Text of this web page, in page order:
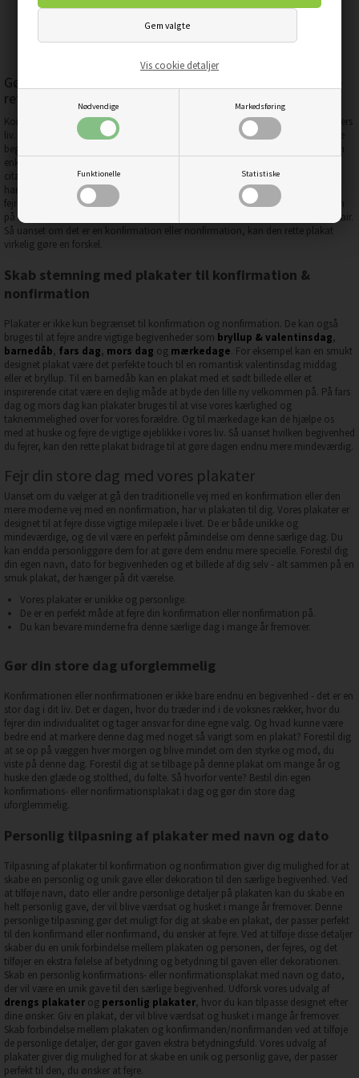
Nødvendige Markedsføring
Funktionelle Statistiske
Vis cookie detaljer
Gør konfirmation & nonfirmation mindeværdige med de
rette plakater
Konfirmation og nonfirmation er vigtige begivenheder i mange unge menneskers
liv. Det er en tid for fejring, refleksion og nye begyndelser. En måde at gøre disse
begivenheder endnu mere specielle på er ved hjælp af plakater, der afspejler den
enkelte persons personlighed og interesser. Disse kan være alt fra inspirerende
citater til billeder, der repræsenterer deres yndlings hobbyer eller drømme. Det
handler om at skabe et rum, der føles personligt og meningsfuldt for dem, der
fejrer denne store dag. Plakaterne kan også bruges som en form for dekoration
på dagen for begivenheden, hvilket tilføjer et ekstra touch af personlig stil og flair.
Så uanset om det er en konfirmation eller nonfirmation, kan den rette plakat
virkelig gøre en forskel.
Skab stemning med plakater til konfirmation &
nonfirmation
Plakater er ikke kun begrænset til konfirmation og nonfirmation. De kan også
bruges til at fejre andre vigtige begivenheder som bryllup & valentinsdag,
barnedåb, fars dag, mors dag og mærkedage. For eksempel kan en smukt
designet plakat være det perfekte touch til en romantisk valentinsdag middag
eller et bryllup. Til en barnedåb kan en plakat med et sødt billede eller et
inspirerende citat være en dejlig måde at byde den lille ny velkommen på. På fars
dag og mors dag kan plakater bruges til at vise vores kærlighed og
taknemmelighed over for vores forældre. Og til mærkedage kan de hjælpe os
med at huske og fejre de vigtige øjeblikke i vores liv. Så uanset hvilken begivenhed
du fejrer, kan den rette plakat bidrage til at gøre dagen endnu mere mindeværdig.
Fejr din store dag med vores plakater
Uanset om du vælger at gå den traditionelle vej med en konfirmation eller den
mere moderne vej med en nonfirmation, har vi plakaten til dig. Vores plakater er
designet til at fejre disse vigtige milepæle i livet. De er både unikke og
mindeværdige, og de vil være en perfekt påmindelse om denne særlige dag. Du
kan endda personliggøre dem for at gøre dem endnu mere specielle. Forestil dig
din egen navn, dato for begivenheden og et billede af dig selv - alt sammen på en
smuk plakat, der hænger på dit værelse.
Vores plakater er unikke og personlige.
De er en perfekt måde at fejre din konfirmation eller nonfirmation på.
Du kan bevare minderne fra denne særlige dag i mange år fremover.
Gør din store dag uforglemmelig
Konfirmationen eller nonfirmationen er ikke bare endnu en begivenhed - det er en
stor dag i dit liv. Det er dagen, hvor du træder ind i de voksnes rækker, hvor du
fejrer din individualitet og tager ansvar for dine egne valg. Og hvad kunne være
bedre end at markere denne dag med noget så varigt som en plakat? Forestil dig
at se op på væggen hver morgen og blive mindet om den styrke og mod, du
viste på denne dag. Forestil dig at se tilbage på denne plakat om mange år og
huske den glæde og stolthed, du følte. Så hvorfor vente? Bestil din egen
konfirmations- eller nonfirmationsplakat i dag og gør din store dag
uforglemmelig.
Personlig tilpasning af plakater med navn og dato
Tilpasning af plakater til konfirmation og nonfirmation giver dig mulighed for at
skabe en personlig og unik gave eller dekoration til den særlige begivenhed. Ved
at tilføje navn, dato eller andre personlige detaljer på plakaten kan du skabe en
helt personlig gave, der vil blive værdsat og husket i mange år fremover. Denne
personlige tilpasning gør det muligt for dig at skabe en plakat, der passer perfekt
til den konfirmand eller nonfirmand, du ønsker at fejre. Ved at tilføje disse detaljer
skaber du en unik forbindelse mellem plakaten og personen, der fejres, og det
tilføjer en ekstra følelse af betydning og betydning til gaven eller dekorationen.
Skab en personlig konfirmations- eller nonfirmationsplakat med navn og dato,
der vil være en unik gave til den særlige begivenhed. Udforsk vores udvalg af
drengs plakater og personlig plakater, hvor du kan tilpasse designet efter
dine ønsker. Giv en plakat, der vil blive værdsat og husket i mange år fremover.
Skab forbindelse mellem plakaten og konfirmanden/nonfirmanden ved at tilføje
de personlige detaljer, der gør gaven ekstra betydningsfuld. Vores udvalg af
plakater giver dig mulighed for at skabe en unik og personlig gave, der passer
perfekt til den, du ønsker at fejre.